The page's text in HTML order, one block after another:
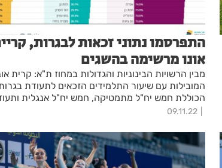
התפרסמו נתוני זכאות לבגרות,
אונו מרשימה בהשגים
מבין הרשויות הבינוניות והגדולות במחוז ת"א: קרית
המובילות עם שיעור התלמידים הזכאים לתעודת
הכוללת חמש יח"ל מתמטיקה, חמש יח"ל אנגלית
בגרות מצטיינת
09.11.22